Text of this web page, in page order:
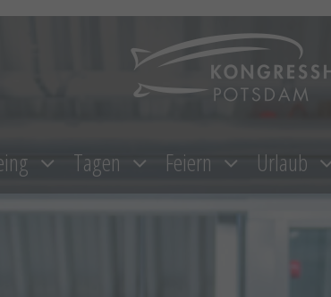
Tagen Feiern Urlaub